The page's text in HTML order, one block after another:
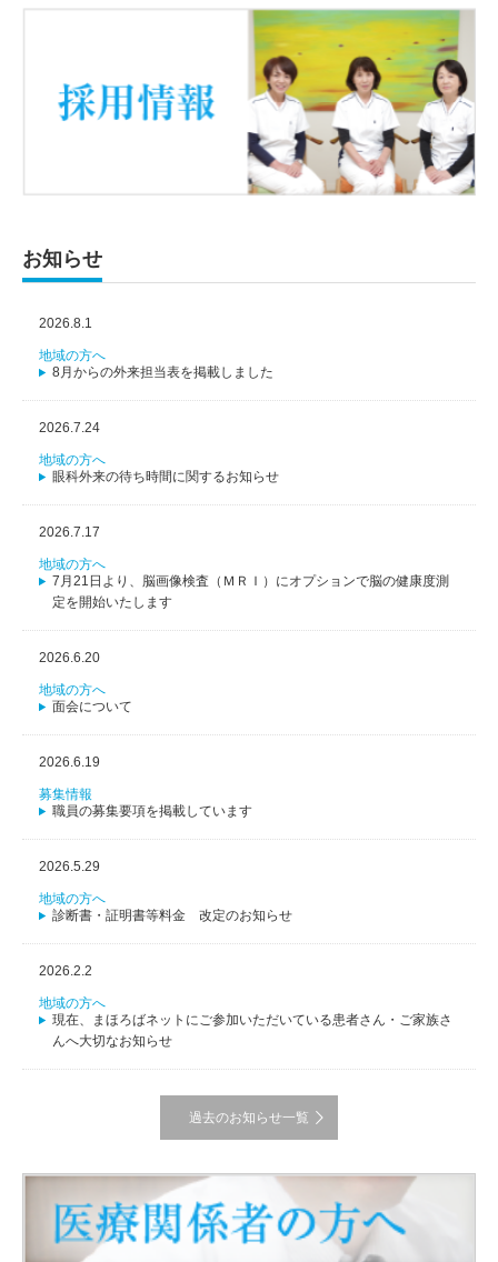
お知らせ
2026.8.1
地域の方へ
8月からの外来担当表を掲載しました
2026.7.24
地域の方へ
眼科外来の待ち時間に関するお知らせ
2026.7.17
地域の方へ
7月21日より、脳画像検査（ＭＲＩ）にオプションで脳の健康度測
定を開始いたします
2026.6.20
地域の方へ
面会について
2026.6.19
募集情報
職員の募集要項を掲載しています
2026.5.29
地域の方へ
診断書・証明書等料金 改定のお知らせ
2026.2.2
地域の方へ
現在、まほろばネットにご参加いただいている患者さん・ご家族さ
んへ大切なお知らせ
過去のお知らせ一覧